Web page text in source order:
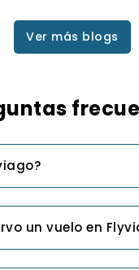
Ver más blogs
un vuelo en